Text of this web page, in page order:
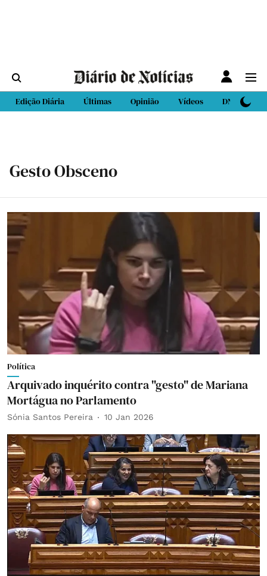
Edição Diária Últimas Opinião Vídeos DN Sport
Gesto Obsceno
Política
Arquivado inquérito contra "gesto" de Mariana
Mortágua no Parlamento
Sónia Santos Pereira 10 Jan 2026